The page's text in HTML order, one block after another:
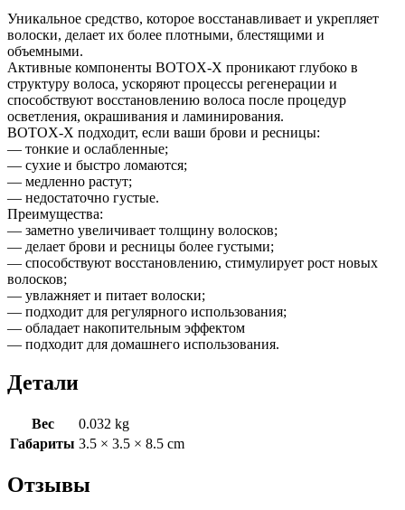
10
мл
Уникальное средство, которое восстанавливает и укрепляет
волоски, делает их более плотными, блестящими и
объемными.
Активные компоненты BOTOX-X проникают глубоко в
структуру волоса, ускоряют процессы регенерации и
способствуют восстановлению волоса после процедур
осветления, окрашивания и ламинирования.
BOTOX-X подходит, если ваши брови и ресницы:
— тонкие и ослабленные;
— сухие и быстро ломаются;
— медленно растут;
— недостаточно густые.
Преимущества:
— заметно увеличивает толщину волосков;
— делает брови и ресницы более густыми;
— способствуют восстановлению, стимулирует рост новых
волосков;
— увлажняет и питает волоски;
— подходит для регулярного использования;
— обладает накопительным эффектом
— подходит для домашнего использования.
Детали
Вес
0.032 kg
Габариты 3.5 × 3.5 × 8.5 cm
Отзывы